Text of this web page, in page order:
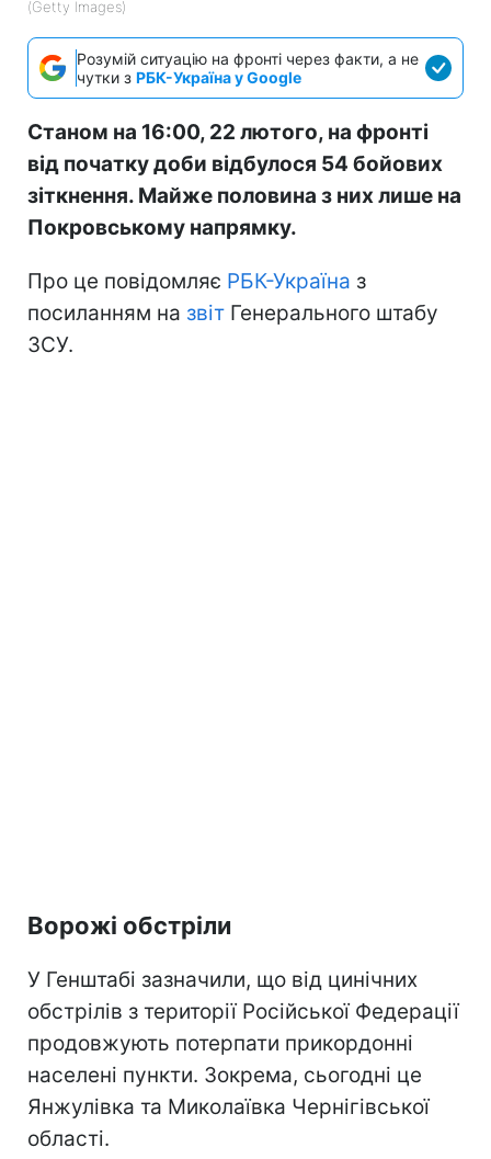
(Getty Images)
Розумій ситуацію на фронті через факти, а не
чутки з РБК-Україна у Google
Станом на 16:00, 22 лютого, на фронті
від початку доби відбулося 54 бойових
зіткнення. Майже половина з них лише на
Покровському напрямку.
Про це повідомляє РБК-Україна з
посиланням на звіт Генерального штабу
ЗСУ.
Ворожі обстріли
У Генштабі зазначили, що від цинічних
обстрілів з території Російської Федерації
продовжують потерпати прикордонні
населені пункти. Зокрема, сьогодні це
Янжулівка та Миколаївка Чернігівської
області.